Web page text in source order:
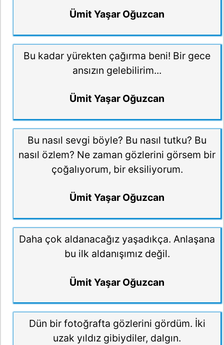
Ümit Yaşar Oğuzcan
Bu kadar yürekten çağırma beni! Bir gece
ansızın gelebilirim...
Ümit Yaşar Oğuzcan
Bu nasıl sevgi böyle? Bu nasıl tutku? Bu
nasıl özlem? Ne zaman gözlerini görsem bir
çoğalıyorum, bir eksiliyorum.
Ümit Yaşar Oğuzcan
Daha çok aldanacağız yaşadıkça. Anlaşana
bu ilk aldanışımız değil.
Ümit Yaşar Oğuzcan
Dün bir fotoğrafta gözlerini gördüm. İki
uzak yıldız gibiydiler, dalgın.